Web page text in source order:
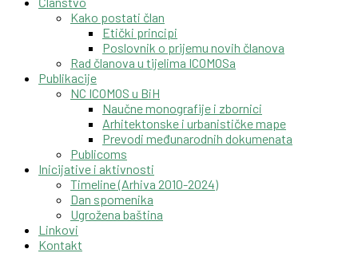
Kako postati član
Etički principi
Poslovnik o prijemu novih članova
Rad članova u tijelima ICOMOSa
Publikacije
NC ICOMOS u BiH
Naučne monografije i zbornici
Arhitektonske i urbanističke mape
Prevodi međunarodnih dokumenata
Publicoms
Inicijative i aktivnosti
Timeline (Arhiva 2010-2024)
Dan spomenika
Ugrožena baština
Linkovi
Kontakt